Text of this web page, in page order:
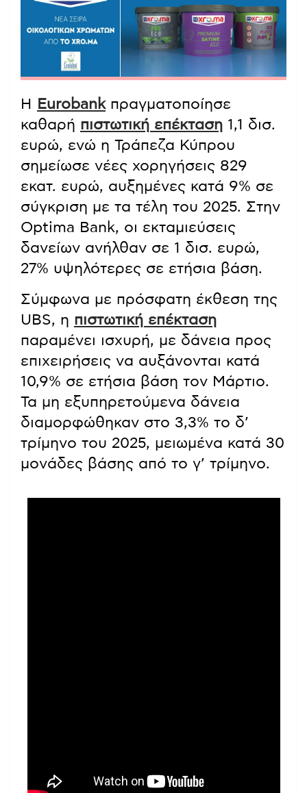
Η Eurobankπραγματοποίησε
καθαρή πιστωτική επέκταση 1,1 δισ.
ευρώ, ενώ η Τράπεζα Κύπρου
σημείωσε νέες χορηγήσεις 829
εκατ. ευρώ, αυξημένες κατά 9% σε
σύγκριση με τα τέλη του 2025. Στην
Optima Bank, οι εκταμιεύσεις
δανείων ανήλθαν σε 1 δισ. ευρώ,
27% υψηλότερες σε ετήσια βάση.
Σύμφωνα με πρόσφατη έκθεση της
UBS, η πιστωτική επέκταση
παραμένει ισχυρή, με δάνεια προς
επιχειρήσεις να αυξάνονται κατά
10,9% σε ετήσια βάση τον Μάρτιο.
Τα μη εξυπηρετούμενα δάνεια
διαμορφώθηκαν στο 3,3% το δ’
τρίμηνο του 2025, μειωμένα κατά 30
μονάδες βάσης από το γ’ τρίμηνο.